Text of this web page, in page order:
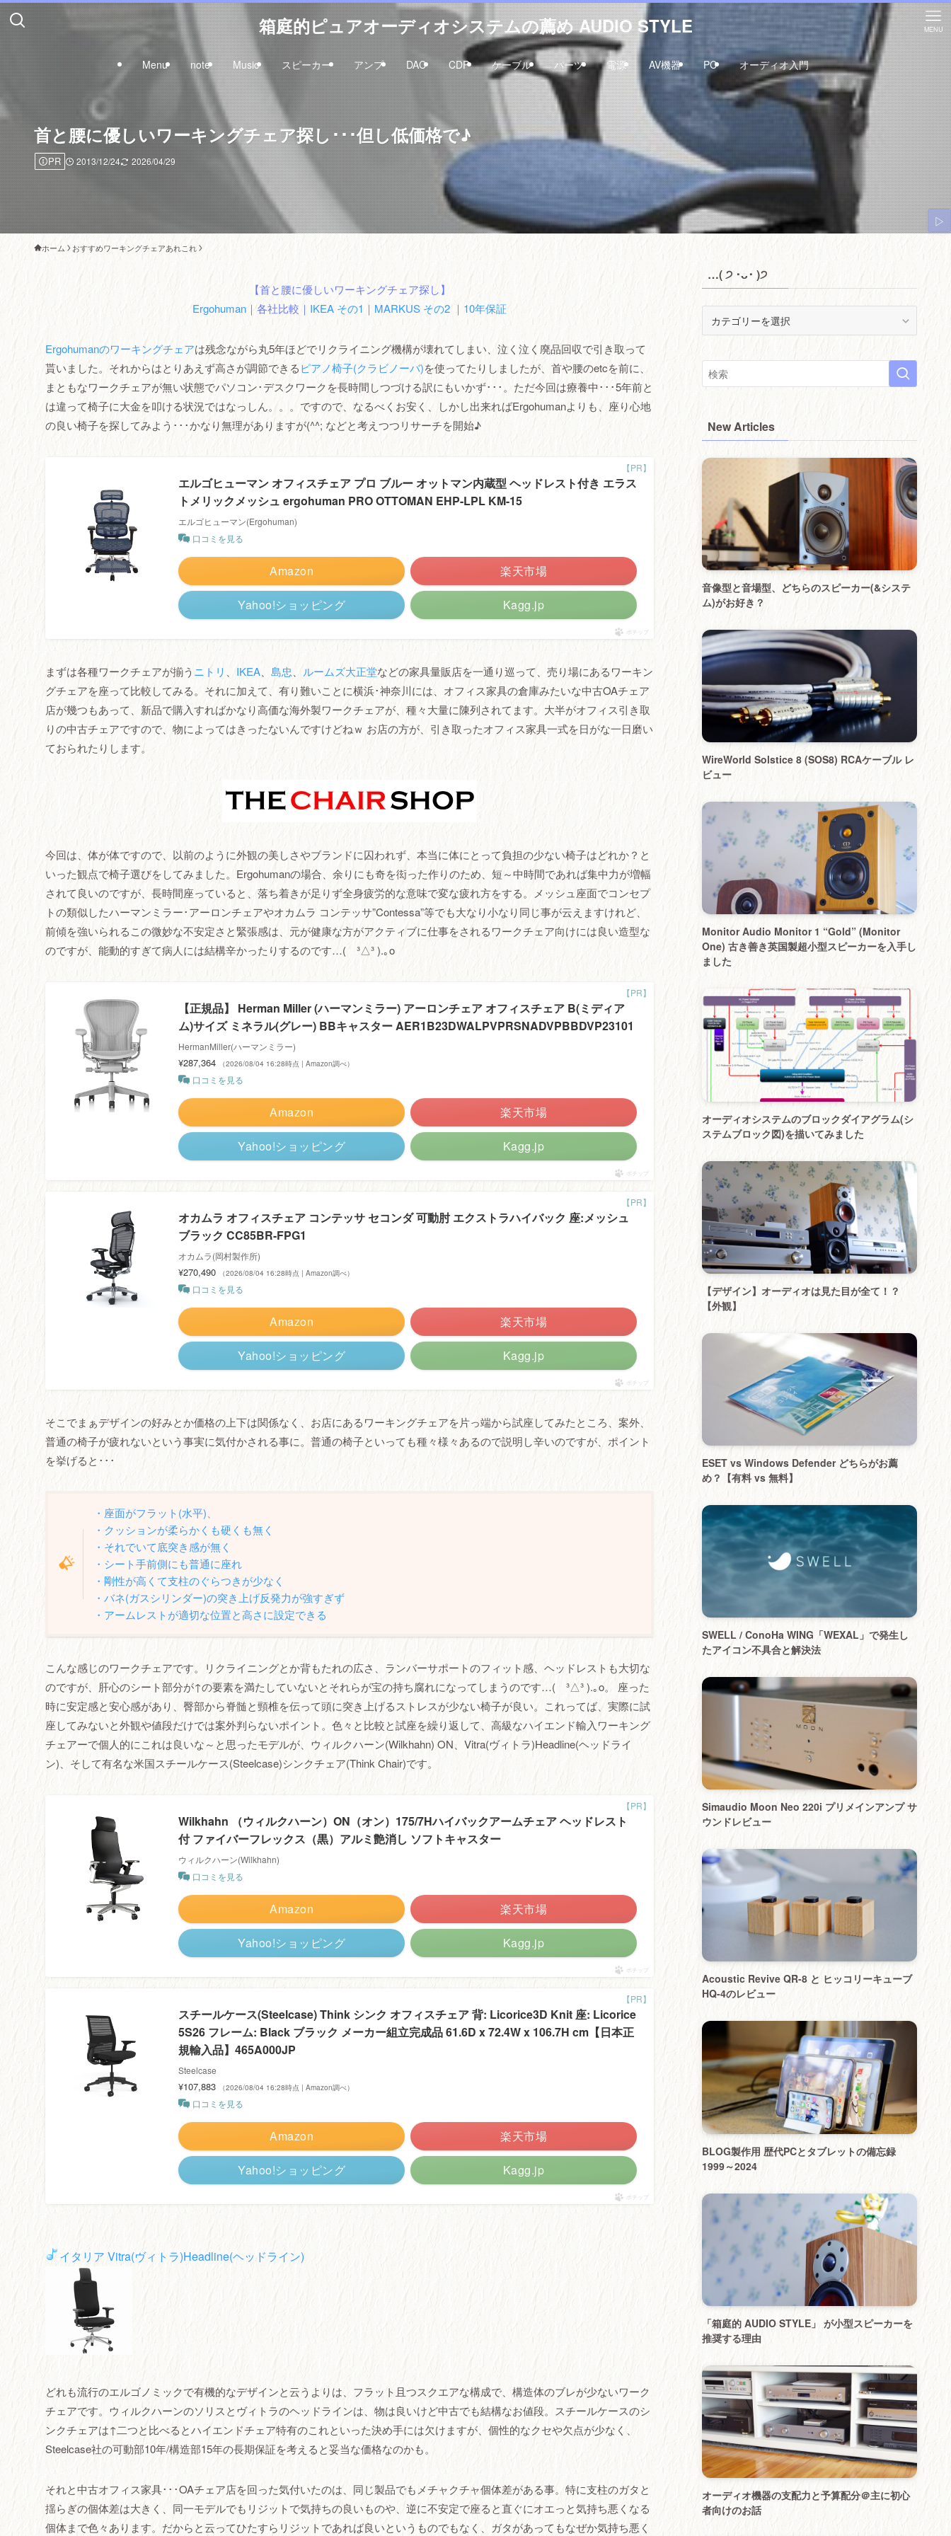
箱庭的ピュアオーディオシステムの薦め AUDIO STYLE
Menu note Music スピーカー アンプ DAC CDP ケーブル パーツ 電源 AV機器 PC オーディオ入門
MENU
首と腰に優しいワーキングチェア探し･･･但し低価格で♪
PR 2013/12/24 2026/04/29
ホーム おすすめワーキングチェアあれこれ
【首と腰に優しいワーキングチェア探し】
Ergohuman ｜各社比較｜ IKEA その1 ｜ MARKUS その2 ｜ 10年保証
Ergohumanのワーキングチェアは残念ながら丸5年ほどでリクライニング機構が壊れてしまい、泣く泣く廃品回収で引き取って
貰いました。それからはとりあえず高さが調節できるピアノ椅子(クラビノーバ)を使ってたりしましたが、首や腰のetcを前に、
まともなワークチェアが無い状態でパソコン･デスクワークを長時間しつづける訳にもいかず･･･。ただ今回は療養中･･･5年前と
は違って椅子に大金を叩ける状況ではなっしん。。。ですので、なるべくお安く、しかし出来ればErgohumanよりも、座り心地
の良い椅子を探してみよう･･･かなり無理がありますが(^^; などと考えつつリサーチを開始♪
エルゴヒューマン オフィスチェア プロ ブルー オットマン内蔵型 ヘッドレスト付き エラス
トメリックメッシュ ergohuman PRO OTTOMAN EHP-LPL KM-15
エルゴヒューマン(Ergohuman)
口コミを見る
Amazon 楽天市場
Yahoo!ショッピング Kagg.jp
ポチップ
まずは各種ワークチェアが揃う ニトリ IKEA 島忠 ルームズ大正堂などの家具量販店を一通り巡って、売り場にあるワーキン
グチェアを座って比較してみる。それに加えて、有り難いことに横浜･神奈川には、オフィス家具の倉庫みたいな中古OAチェア
店が幾つもあって、新品で購入すればかなり高価な海外製ワークチェアが、種々大量に陳列されてます。大半がオフィス引き取
りの中古チェアですので、物によってはきったないんですけどねｗ お店の方が、引き取ったオフィス家具一式を日がな一日磨い
ておられたりします。
今回は、体が体ですので、以前のように外観の美しさやブランドに囚われず、本当に体にとって負担の少ない椅子はどれか？と
いった観点で椅子選びをしてみました。Ergohumanの場合、余りにも奇を衒った作りのため、短～中時間であれば集中力が増幅
されて良いのですが、長時間座っていると、落ち着きが足りず全身疲労的な意味で変な疲れ方をする。メッシュ座面でコンセプ
トの類似したハーマンミラー･アーロンチェアやオカムラ コンテッサ”Contessa”等でも大なり小なり同じ事が云えますけれど、
前傾を強いられるこの微妙な不安定さと緊張感は、元が健康な方がアクティブに仕事をされるワークチェア向けには良い造型な
のですが、能動的すぎて病人には結構辛かったりするのです…( ³△³ ).｡o
【正規品】 Herman Miller (ハーマンミラー) アーロンチェア オフィスチェア B(ミディア
ム)サイズ ミネラル(グレー) BBキャスター AER1B23DWALPVPRSNADVPBBDVP23101
HermanMiller(ハーマンミラー)
¥287,364 （2026/08/04 16:28時点 | Amazon調べ）
口コミを見る
Amazon 楽天市場
Yahoo!ショッピング Kagg.jp
ポチップ
オカムラ オフィスチェア コンテッサ セコンダ 可動肘 エクストラハイバック 座:メッシュ
ブラック CC85BR-FPG1
オカムラ(岡村製作所)
¥270,490 （2026/08/04 16:28時点 | Amazon調べ）
口コミを見る
Amazon 楽天市場
Yahoo!ショッピング Kagg.jp
ポチップ
そこでまぁデザインの好みとか価格の上下は関係なく、お店にあるワーキングチェアを片っ端から試座してみたところ、案外、
普通の椅子が疲れないという事実に気付かされる事に。普通の椅子といっても種々様々あるので説明し辛いのですが、ポイント
を挙げると･･･
・座面がフラット(水平)、
・クッションが柔らかくも硬くも無く
・それでいて底突き感が無く
・シート手前側にも普通に座れ
・剛性が高くて支柱のぐらつきが少なく
・バネ(ガスシリンダー)の突き上げ反発力が強すぎず
・アームレストが適切な位置と高さに設定できる
こんな感じのワークチェアです。リクライニングとか背もたれの広さ、ランバーサポートのフィット感、ヘッドレストも大切な
のですが、肝心のシート部分が↑の要素を満たしていないとそれらが宝の持ち腐れになってしまうのです…( ³△³ ).｡o。 座った
時に安定感と安心感があり、臀部から脊髄と頸椎を伝って頭に突き上げるストレスが少ない椅子が良い。これってば、実際に試
座してみないと外観や値段だけでは案外判らないポイント。色々と比較と試座を繰り返して、高級なハイエンド輸入ワーキング
チェアーで個人的にこれは良いな～と思ったモデルが、ウィルクハーン(Wilkhahn) ON、Vitra(ヴィトラ)Headline(ヘッドライ
ン)、そして有名な米国スチールケース(Steelcase)シンクチェア(Think Chair)です。
Wilkhahn （ウィルクハーン）ON（オン）175/7Hハイバックアームチェア ヘッドレスト
付 ファイバーフレックス（黒）アルミ艶消し ソフトキャスター
ウィルクハーン(Wilkhahn)
口コミを見る
Amazon 楽天市場
Yahoo!ショッピング Kagg.jp
ポチップ
スチールケース(Steelcase) Think シンク オフィスチェア 背: Licorice3D Knit 座: Licorice
5S26 フレーム: Black ブラック メーカー組立完成品 61.6D x 72.4W x 106.7H cm【日本正
規輸入品】465A000JP
Steelcase
¥107,883 （2026/08/04 16:28時点 | Amazon調べ）
口コミを見る
Amazon 楽天市場
Yahoo!ショッピング Kagg.jp
ポチップ
イタリア Vitra(ヴィトラ)Headline(ヘッドライン)
どれも流行のエルゴノミックで有機的なデザインと云うよりは、フラット且つスクエアな構成で、構造体のブレが少ないワーク
チェアです。ウィルクハーンのソリスとヴィトラのヘッドラインは、物は良いけど中古でも結構なお値段。スチールケースのシ
ンクチェアは↑二つと比べるとハイエンドチェア特有のこれといった決め手には欠けますが、個性的なクセや欠点が少なく、
Steelcase社の可動部10年/構造部15年の長期保証を考えると妥当な価格なのかも。
それと中古オフィス家具･･･OAチェア店を回った気付いたのは、同じ製品でもメチャクチャ個体差がある事。特に支柱のガタと
揺らぎの個体差は大きく、同一モデルでもリジットで気持ちの良いものや、逆に不安定で座ると直ぐにオエっと気持ち悪くなる
個体まで色々あります。だからと云ってひたすらリジットであれば良いというものでもなく、ガタがあってもなぜか気持ち悪く
…( ੭ ･ᴗ･ )੭
･
ᴗ･
)੭
New Articles
音像型と音場型、どちらのスピーカー(&システ
ム)がお好き？
WireWorld Solstice 8 (SOS8) RCAケーブル レ
ビュー
Monitor Audio Monitor 1 “Gold” (Monitor
One) 古き善き英国製超小型スピーカーを入手し
ました
オーディオシステムのブロックダイアグラム(シ
ステムブロック図)を描いてみました
【デザイン】オーディオは見た目が全て！？
【外観】
ESET vs Windows Defender どちらがお薦
め？【有料 vs 無料】
SWELL / ConoHa WING「WEXAL」で発生し
たアイコン不具合と解決法
Simaudio Moon Neo 220i プリメインアンプ サ
ウンドレビュー
Acoustic Revive QR-8 と ヒッコリーキューブ
HQ-4のレビュー
BLOG製作用 歴代PCとタブレットの備忘録
1999～2024
「箱庭的 AUDIO STYLE」 が小型スピーカーを
推奨する理由
オーディオ機器の支配力と予算配分＠主に初心
者向けのお話
▷